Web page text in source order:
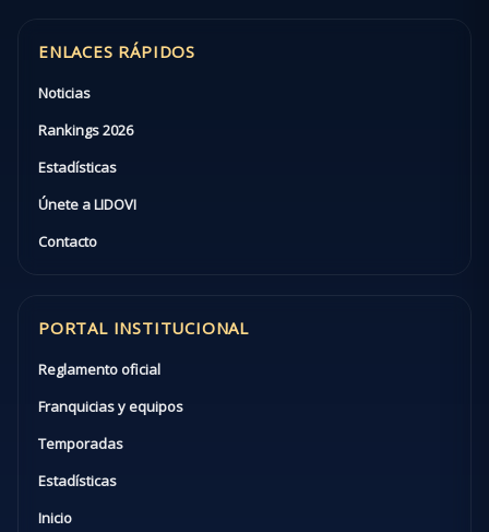
ENLACES RÁPIDOS
Noticias
Rankings 2026
Estadísticas
Únete a LIDOVI
Contacto
PORTAL INSTITUCIONAL
Reglamento oficial
Franquicias y equipos
Temporadas
Estadísticas
Inicio